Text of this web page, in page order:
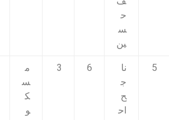
ح
س
ين
5
نا
ج
ح
اح
6
3
م
س
ك
و